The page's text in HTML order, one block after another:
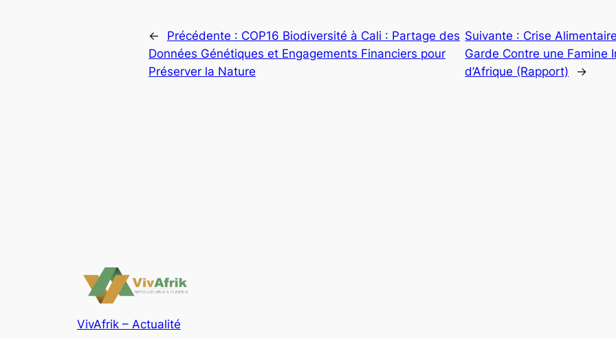
← Précédente : COP16 Biodiversité à Cali : Partage des
Données Génétiques et Engagements Financiers pour
Préserver la Nature
Suivante : Crise
Garde Contre une Famine
d’Afrique (Rapport)
→
VivAfrik – Actualité